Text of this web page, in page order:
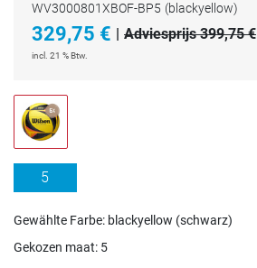
WV3000801XBOF-BP5 (blackyellow)
329,75 € | Adviesprijs 399,75 €
incl. 21 % Btw.
5
Gewählte Farbe: blackyellow (schwarz)
Gekozen maat: 5